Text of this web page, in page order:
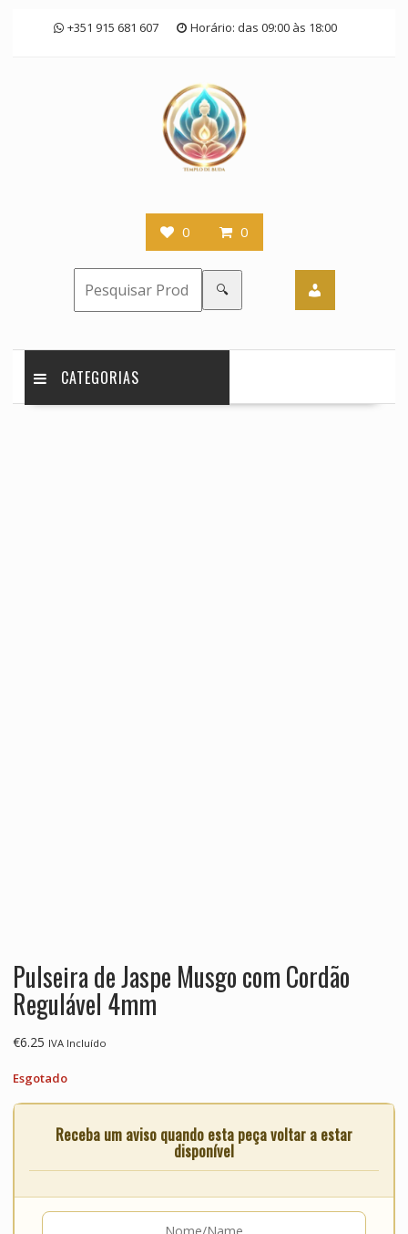
+351 915 681 607 Horário: das 09:00 às 18:00
0 0
🔍
CATEGORIAS
Pulseira de Jaspe Musgo com Cordão
Regulável 4mm
€6.25 IVA Incluído
Esgotado
Receba um aviso quando esta peça voltar a estar
disponível